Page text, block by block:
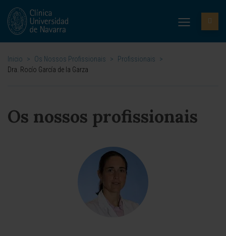
Inicio > Os Nossos Profissionais > Profissionais
>
Dra. Rocío García de la Garza
Os nossos profissionais